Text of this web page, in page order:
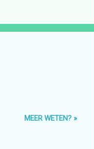
MEER WETEN? »